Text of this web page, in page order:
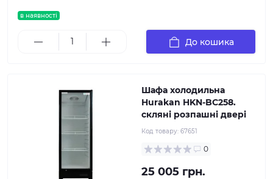
в наявності
До кошика
Шафа холодильна
Hurakan HKN-BC258.
скляні розпашні двері
Код товару: 67651
0
25 005 грн.